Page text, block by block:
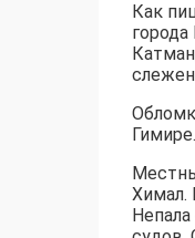
Как
Гимире.
Химал.